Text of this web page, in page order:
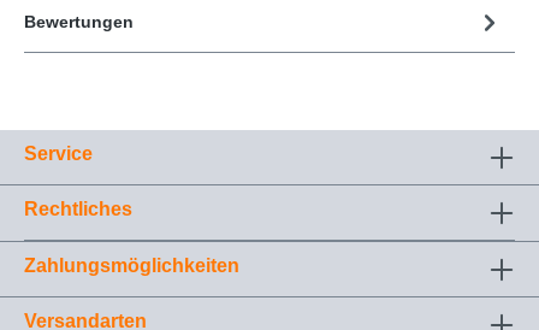
Bewertungen
Service
Rechtliches
Zahlungsmöglichkeiten
Versandarten